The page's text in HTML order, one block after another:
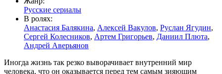
Русские сериалы
В ролях:
Анастасия Балякина, Алексей Вакулов, Руслан Ягудин,
Сергей Колесников, Артем Григорьев, Даниил Плюта,
Андрей Аверьянов
Иногда жизнь так резко выворачивает внутренний мир
человека, что он оказывается перед тем самым зияющим